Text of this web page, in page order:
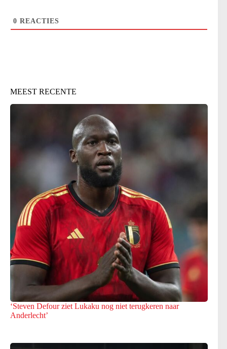
0 REACTIES
MEEST RECENTE
‘Steven Defour ziet Lukaku nog niet terugkeren naar
Anderlecht’